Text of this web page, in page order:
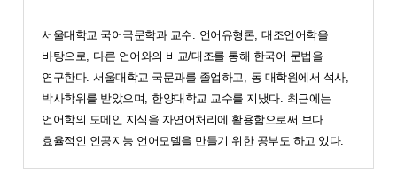
서울대학교 국어국문학과 교수 언어유형론 ,대조언어학을
바탕으로
다른 언어와의 비교/대조를 통해 한국어 문법을
연구한다.서울대학교 국문과를 졸업하고 동 대학원에서 석사,
박사학위를 받았으며
한양대학교 교수를 지냈다. 최근에는
언어학의 도메인 지식을 자연어처리에 활용함으로써 보다
효율적인 인공지능 언어모델을 만들기 위한 공부도 하고 있다.